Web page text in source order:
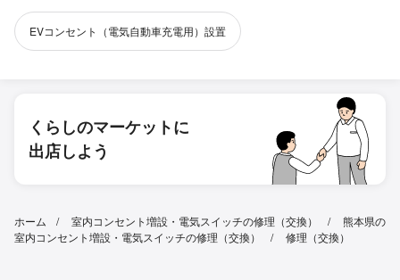
EVコンセント（電気自動車充電用）設置
くらしのマーケットに
出店しよう
ホーム 室内コンセント増設・電気スイッチの修理（交換）
熊本県の
室内コンセント増設・電気スイッチの修理（交換）
修理（交換）